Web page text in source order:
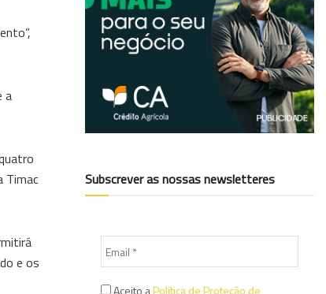
a
Timac
e os
Subscrever as nossas newsletteres
Aceito aPolítica de Proteção de